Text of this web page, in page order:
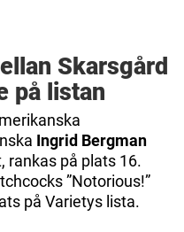
Skarsgård
på listan
Ingrid Bergman
rankas på plats 16.
”Notorious!”
på Varietys lista.